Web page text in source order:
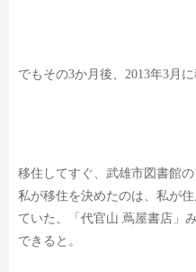
でもその3か月後、2013年3月
移住してすぐ、武雄市図書館の
私が移住を決めたのは、私が
ていた、
「代官山 蔦屋書店」
できると。